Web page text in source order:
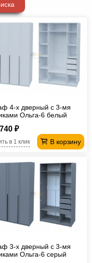
4-х дверный с 3-мя
Ольга-6 белый
₽
В корзину
в 1 клик
3-х дверный с 3-мя
Ольга-6 серый